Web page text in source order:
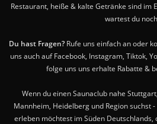
Restaurant, heiße & kalte Getränke sind im
wartest du
Du hast Fragen?Rufe uns einfach an oder
uns auch auf Facebook, Instagram, Tiktok,
folge uns uns erhalte Rabatte &
Wenn du einen Saunaclub nahe
Mannheim, Heidelberg und Region suchst
erleben möchtest im Süden Deutschlands,